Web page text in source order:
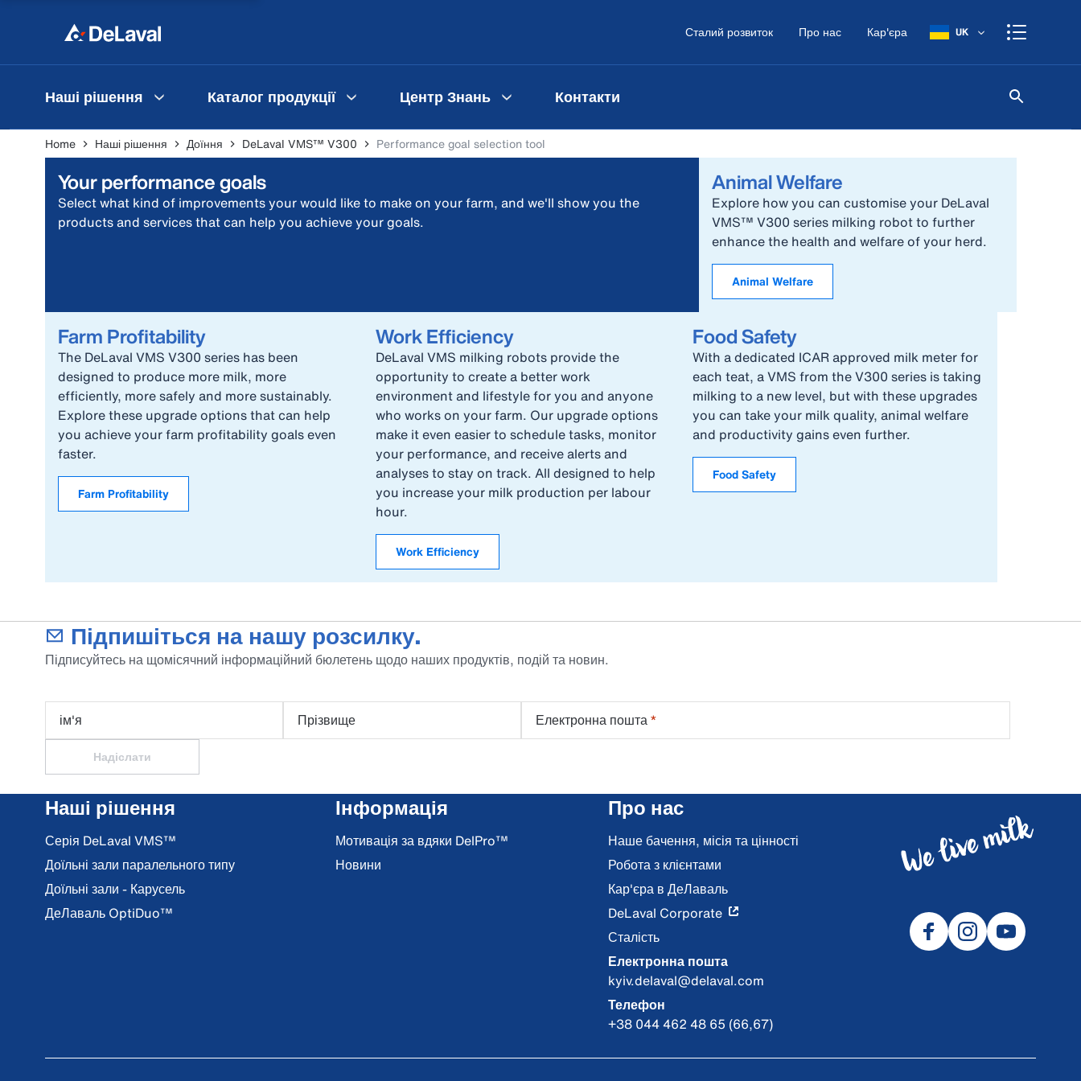
Сталий розвиток Про нас Кар'єра UK
Наші рішення Каталог продукції Центр Знань Контакти
Home Наші рішення Доїння DeLaval VMS™ V300 Performance goal selection tool
Your performance goals
Select what kind of improvements your would like to make on your farm, and we'll show you the
products and services that can help you achieve your goals.
Animal Welfare
Explore how you can customise your DeLaval
VMS™ V300 series milking robot to further
enhance the health and welfare of your herd.
Animal Welfare
Farm Profitability
The DeLaval VMS V300 series has been
designed to produce more milk, more
efficiently, more safely and more sustainably.
Explore these upgrade options that can help
you achieve your farm profitability goals even
faster.
Farm Profitability
Work Efficiency
DeLaval VMS milking robots provide the
opportunity to create a better work
environment and lifestyle for you and anyone
who works on your farm. Our upgrade options
make it even easier to schedule tasks, monitor
your performance, and receive alerts and
analyses to stay on track. All designed to help
you increase your milk production per labour
hour.
Work Efficiency
Food Safety
With a dedicated ICAR approved milk meter for
each teat, a VMS from the V300 series is taking
milking to a new level, but with these upgrades
you can take your milk quality, animal welfare
and productivity gains even further.
Food Safety
Підпишіться на нашу розсилку.
Підписуйтесь на щомісячний інформаційний бюлетень щодо наших продуктів, подій та новин.
ім'я Прізвище Електронна пошта*
Надіслати
Наші рішення
Серія DeLaval VMS™
Доїльні зали паралельного типу
Доїльні зали - Карусель
ДеЛаваль OptiDuo™
Інформація
Мотивація за вдяки DelPro™
Новини
Про нас
Наше бачення, місія та цінності
Робота з клієнтами
Кар'єра в ДеЛаваль
DeLaval Corporate
Сталість
Електронна пошта
kyiv.delaval@delaval.com
Телефон
+38 044 462 48 65 (66,67)